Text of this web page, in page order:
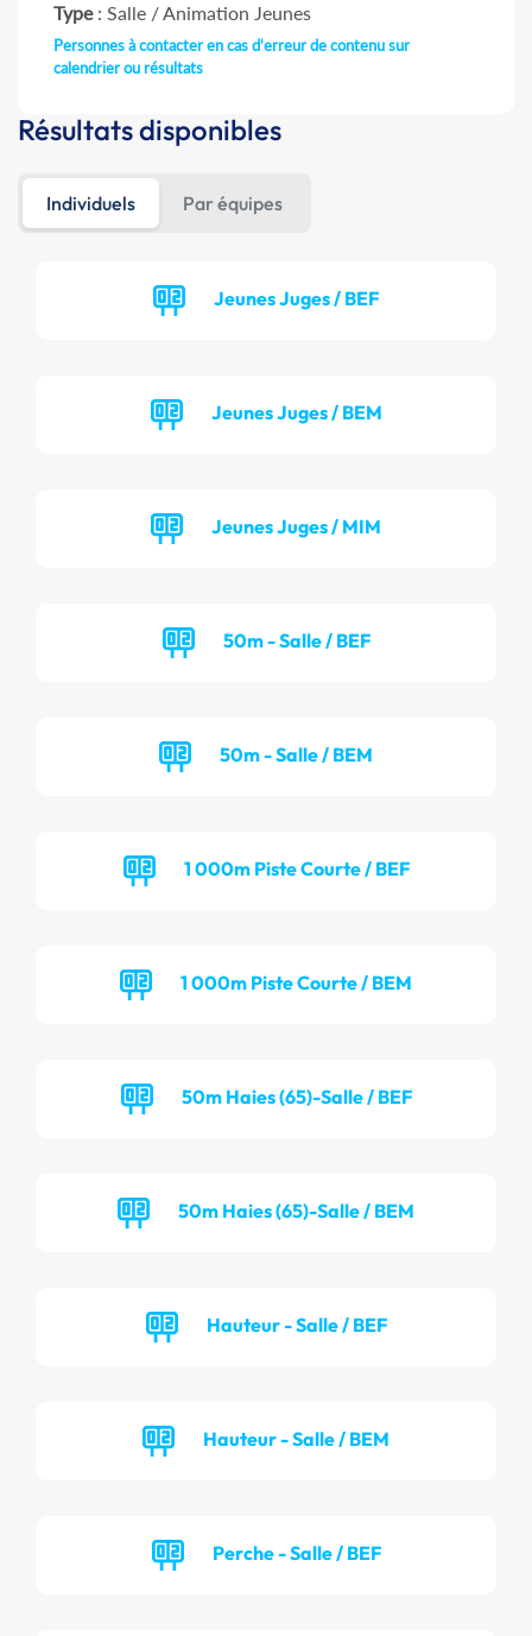
Type: Salle / Animation Jeunes
Personnes à contacter en cas d'erreur de contenu sur
calendrier ou résultats
Résultats disponibles
Individuels Par équipes
Jeunes Juges / BEF
Jeunes Juges / BEM
Jeunes Juges / MIM
50m - Salle / BEF
50m - Salle / BEM
1 000m Piste Courte / BEF
1 000m Piste Courte / BEM
50m Haies (65)-Salle / BEF
50m Haies (65)-Salle / BEM
Hauteur - Salle / BEF
Hauteur - Salle / BEM
Perche - Salle / BEF